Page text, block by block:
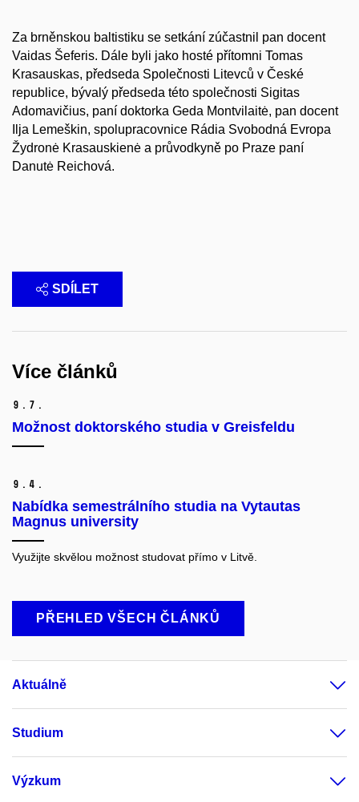
Za brněnskou baltistiku se setkání zúčastnil pan docent
Vaidas Šeferis. Dále byli jako hosté přítomni Tomas
Krasauskas, předseda Společnosti Litevců v České
republice, bývalý předseda této společnosti Sigitas
Adomavičius, paní doktorka Geda Montvilaitė, pan docent
Ilja Lemeškin, spolupracovnice Rádia Svobodná Evropa
Žydronė Krasauskienė a průvodkyně po Praze paní
Danutė Reichová.
SDÍLET
Více článků
9. 7.
Možnost doktorského studia v Greisfeldu
9. 4.
Nabídka semestrálního studia na Vytautas
Magnus university
Využijte skvělou možnost studovat přímo v Litvě.
PŘEHLED VŠECH ČLÁNKŮ
Aktuálně
Studium
Výzkum